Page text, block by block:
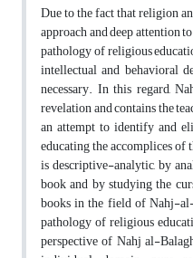
Due to the fact that religion
approach and deep attention
pathology of religious
intellectual and behavioral
necessary. In this regard,
revelation and contains the
an attempt to identify and
educating the accomplices
is descriptive-analytic, by
book and by studying the
books in the field of Nahj-al-
pathology of religious
perspective of Nahj al-